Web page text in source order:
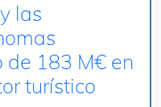
las
de 183 M€ en
turístico